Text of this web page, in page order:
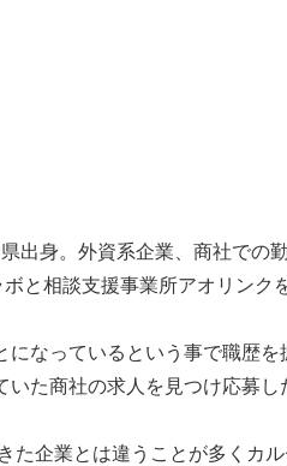
身。外資系企業、商社での
と相談支援事業所アオリンク
なっているという事で職歴を
た商社の求人を見つけ応募
企業とは違うことが多くカ